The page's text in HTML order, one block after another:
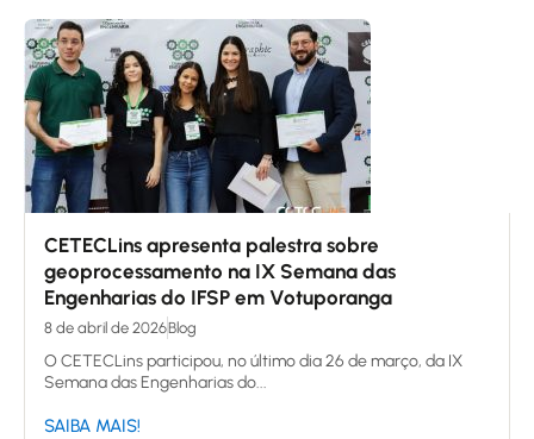
CETECLins apresenta palestra sobre
geoprocessamento na IX Semana das
Engenharias do IFSP em Votuporanga
8 de abril de 2026Blog
O CETECLins participou, no último dia 26 de março, da IX
Semana das Engenharias do...
SAIBA MAIS!